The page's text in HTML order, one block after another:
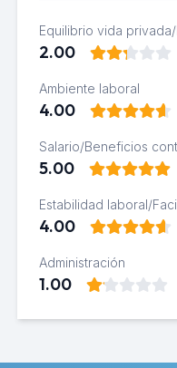
Equilibrio vida
2.00
Ambiente laboral
4.00
Salario/Beneficios
5.00
Estabilidad laboral/
4.00
Administración
1.00